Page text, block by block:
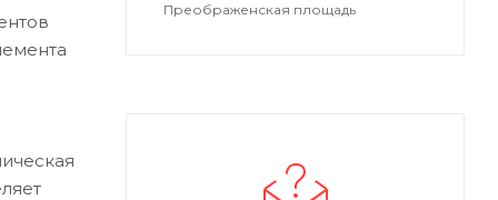
Преображенская площадь